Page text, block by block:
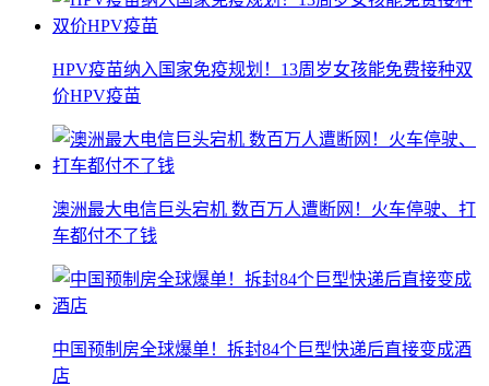
HPV疫苗纳入国家免疫规划！13周岁女孩能免费接种双
价HPV疫苗
澳洲最大电信巨头宕机 数百万人遭断网！火车停驶、打
车都付不了钱
中国预制房全球爆单！拆封84个巨型快递后直接变成酒
店